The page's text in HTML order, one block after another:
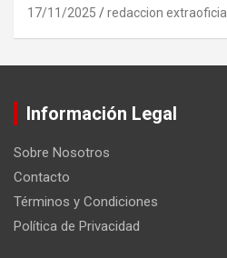
17/11/2025 redaccion extraoficial
Información Legal
Sobre Nosotros
Contacto
Términos y Condiciones
Política de Privacidad